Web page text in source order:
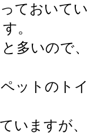
ておいて
。
多いので
ットのト
いますが